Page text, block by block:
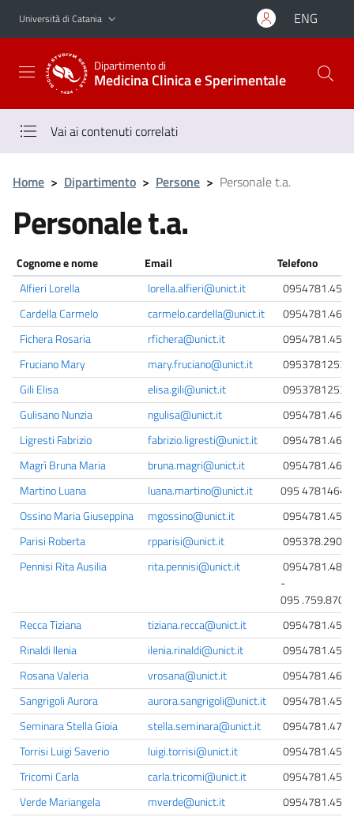
Vai al contenuto principale
Vai al menu di navigazione
Università di Catania ENG
Dipartimento di
Medicina Clinica e Sperimentale
Vai ai contenuti correlati
Home > Dipartimento > Persone > Personale t.a.
Personale t.a.
Cognome e nome Email
Telefono
Alfieri Lorella
lorella.alfieri@unict.it
0954781.450
Cardella Carmelo
carmelo.cardella@unict.it
0954781.467
Fichera Rosaria
rfichera@unict.it
0954781.451
Fruciano Mary
mary.fruciano@unict.it
0953781253
Gili Elisa
elisa.gili@unict.it
0953781253
Gulisano Nunzia
ngulisa@unict.it
0954781.461
Ligresti Fabrizio
fabrizio.ligresti@unict.it
0954781.463
Magrì Bruna Maria
bruna.magri@unict.it
0954781.462
Martino Luana
luana.martino@unict.it
095 4781464
Ossino Maria Giuseppina
mgossino@unict.it
0954781.458
Parisi Roberta
rpparisi@unict.it
095378.2907
Pennisi Rita Ausilia
rita.pennisi@unict.it
0954781.487
-
095 .759.8702
Recca Tiziana
tiziana.recca@unict.it
0954781.454
Rinaldi Ilenia
ilenia.rinaldi@unict.it
0954781.457
Rosana Valeria
vrosana@unict.it
0954781.466
Sangrigoli Aurora
aurora.sangrigoli@unict.it
0954781.452
Seminara Stella Gioia
stella.seminara@unict.it
0954781.477
Torrisi Luigi Saverio
luigi.torrisi@unict.it
0954781.452
Tricomi Carla
carla.tricomi@unict.it
0954781.456
Verde Mariangela
mverde@unict.it
0954781.455